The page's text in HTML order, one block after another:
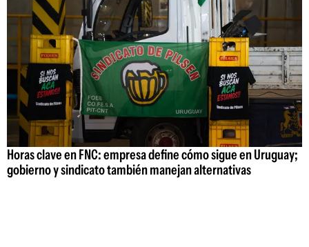
Horas clave en FNC: empresa define cómo sigue en Uruguay;
gobierno y sindicato también manejan alternativas